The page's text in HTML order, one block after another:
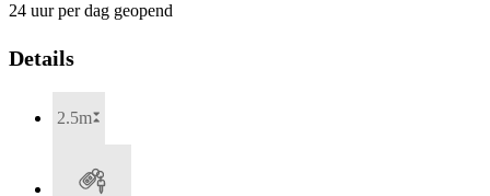
24 uur per dag geopend
Details
2.5m